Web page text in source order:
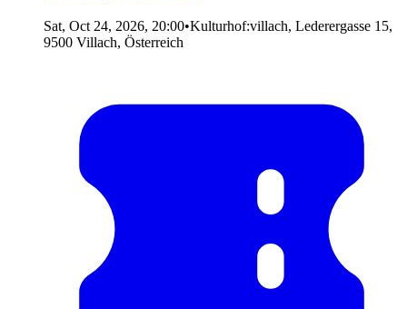
Sat, Oct 24, 2026, 20:00•Kulturhof:villach, Lederergasse 15,
9500 Villach, Österreich